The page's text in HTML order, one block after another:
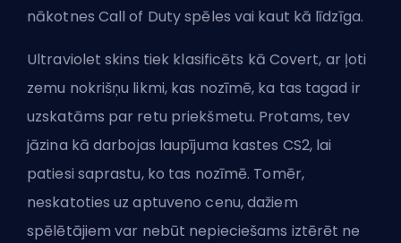
nākotnes Call of Duty spēles vai kaut kā līdzīga.
Ultraviolet skins tiek klasificēts kā Covert, ar ļoti
zemu nokrišņu likmi, kas nozīmē, ka tas tagad ir
uzskatāms par retu priekšmetu. Protams, tev
jāzina kā darbojas laupījuma kastes CS2, lai
patiesi saprastu, ko tas nozīmē. Tomēr,
neskatoties uz aptuveno cenu, dažiem
spēlētājiem var nebūt nepieciešams iztērēt ne